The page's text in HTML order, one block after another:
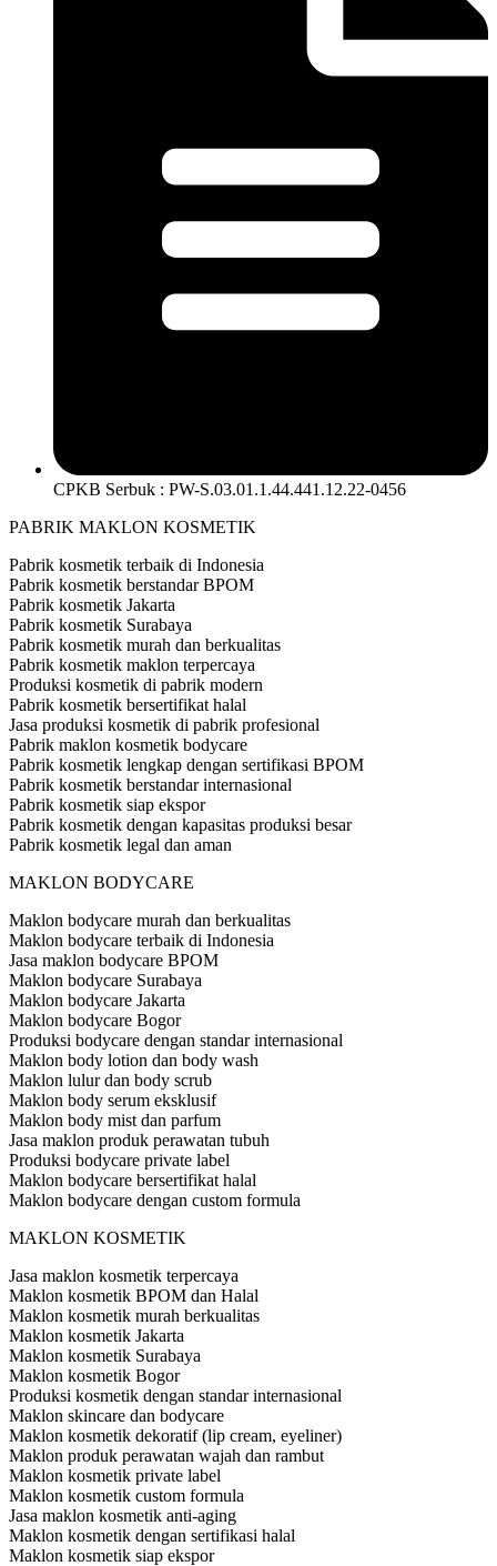
CPKB Serbuk : PW-S.03.01.1.44.441.12.22-0456
PABRIK MAKLON KOSMETIK
Pabrik kosmetik terbaik di Indonesia
Pabrik kosmetik berstandar BPOM
Pabrik kosmetik Jakarta
Pabrik kosmetik Surabaya
Pabrik kosmetik murah dan berkualitas
Pabrik kosmetik maklon terpercaya
Produksi kosmetik di pabrik modern
Pabrik kosmetik bersertifikat halal
Jasa produksi kosmetik di pabrik profesional
Pabrik maklon kosmetik bodycare
Pabrik kosmetik lengkap dengan sertifikasi BPOM
Pabrik kosmetik berstandar internasional
Pabrik kosmetik siap ekspor
Pabrik kosmetik dengan kapasitas produksi besar
Pabrik kosmetik legal dan aman
MAKLON BODYCARE
Maklon bodycare murah dan berkualitas
Maklon bodycare terbaik di Indonesia
Jasa maklon bodycare BPOM
Maklon bodycare Surabaya
Maklon bodycare Jakarta
Maklon bodycare Bogor
Produksi bodycare dengan standar internasional
Maklon body lotion dan body wash
Maklon lulur dan body scrub
Maklon body serum eksklusif
Maklon body mist dan parfum
Jasa maklon produk perawatan tubuh
Produksi bodycare private label
Maklon bodycare bersertifikat halal
Maklon bodycare dengan custom formula
MAKLON KOSMETIK
Jasa maklon kosmetik terpercaya
Maklon kosmetik BPOM dan Halal
Maklon kosmetik murah berkualitas
Maklon kosmetik Jakarta
Maklon kosmetik Surabaya
Maklon kosmetik Bogor
Produksi kosmetik dengan standar internasional
Maklon skincare dan bodycare
Maklon kosmetik dekoratif (lip cream, eyeliner)
Maklon produk perawatan wajah dan rambut
Maklon kosmetik private label
Maklon kosmetik custom formula
Jasa maklon kosmetik anti-aging
Maklon kosmetik dengan sertifikasi halal
Maklon kosmetik siap ekspor